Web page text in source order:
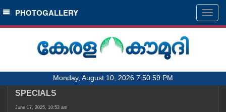
SECTIONS
HOME
NOTIFIED NEWS
PHOTOGALLERY
Monday, August 10, 2026 7:50:59 PM
SPECIALS
June 17, 2025, 10:53 am